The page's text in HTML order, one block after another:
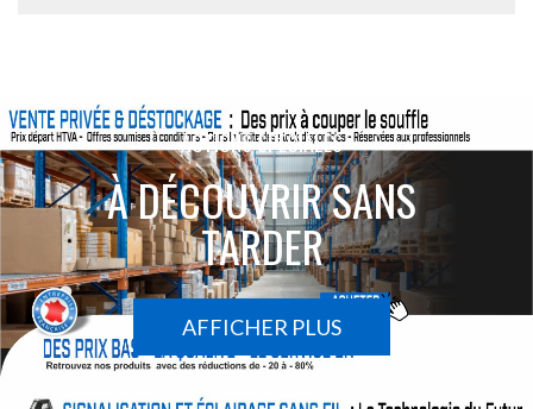
ACTIONS SPÉCIALES
À DÉCOUVRIR SANS
TARDER
AFFICHER PLUS